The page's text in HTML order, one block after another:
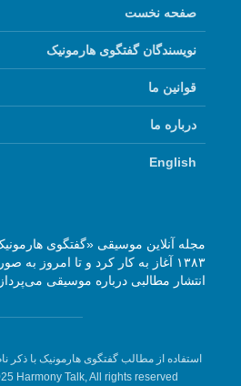
صفحه نخست
نویسندگان گفتگوی هارمونیک
قوانین ما
درباره ما
English
۱۳۸۳ آغاز به کار کرد و تا امروز
انتشار مطالبی درباره موسیقی
استفاده از مطالب گفتگوی هارمونیک با
Harmony Talk, All rights reserved.